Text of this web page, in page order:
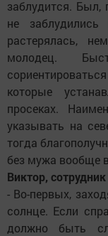
заблудится. Был,
не
растерялась,
молодец.
которые
просеках.
указывать на
тогда
без мужа вообще
Виктор,
- Во-первых,
солнце. Если
должно быть